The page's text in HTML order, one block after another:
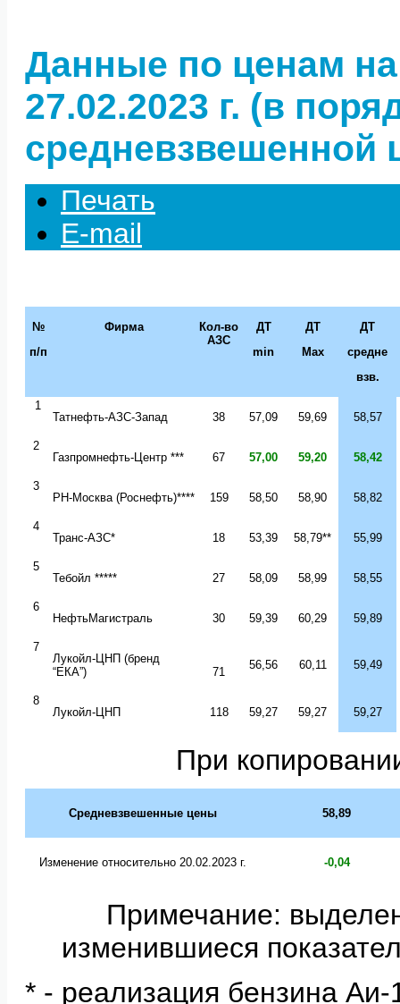
Данные по ценам
27.02.2023 г. (в
средневзвешенной
Печать
E-mail
№
п/п
Фирма
Кол-во
АЗС
ДТ
min
ДТ
Max
ДТ
средне
взв.
1
Татнефть-АЗС-Запад
38 57,09 59,69 58,57
2
Газпромнефть-Центр *** 67 57,00 59,20 58,42
3
РН-Москва (Роснефть)**** 1 59 58,50 58,90 58,82
4
Транс-АЗС*
18 53,39 58,79** 55,99
5
Тебойл *****
27 58,09 58,99 58,55
6
НефтьМагистраль
30 59,39 60,29 59,89
7
Лукойл-ЦНП (бренд
“ЕКА”) 71
56,56 60,11 59,49
8
Лукойл-ЦНП
1 18 59,27 59,27 59,27
При
Средневзвешенные цены 58,89
Изменение относительно 20. 02.2023 г. -0,04
Примечание:
изменившиеся
* - реализация бензина